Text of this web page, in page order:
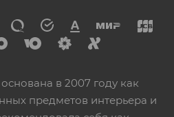
в 2007 году как
предметов интерьера и